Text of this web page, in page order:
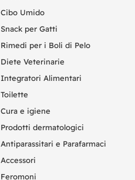
Cibo Umido
Snack per Gatti
Rimedi per i Boli di Pelo
Diete Veterinarie
Integratori Alimentari
Toilette
Cura e igiene
Prodotti dermatologici
Antiparassitari e Parafarmaci
Accessori
Feromoni